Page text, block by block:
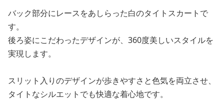
バック部分にレースをあしらった白のタイトスカートで
す。
後ろ姿にこだわったデザインが、360度美しいスタイルを
実現します。
スリット入りのデザインが歩きやすさと色気を両立させ、
タイトなシルエットでも快適な着心地です。